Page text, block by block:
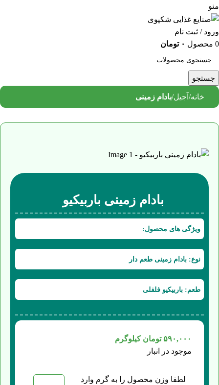
منو
ورود / ثبت نام
0 محصول ۰ تومان
جستجو
خانه آجیل بادام زمینی
بادام زمینی باربیکیو
ویژگی های محصول:
نوع: بادام زمینی طعم دار
طعم: باربیکیو فلفلی
۵۹۰,۰۰۰ تومان کیلوگرم
موجود در انبار
لطفا وزن محصول را به گرم وارد